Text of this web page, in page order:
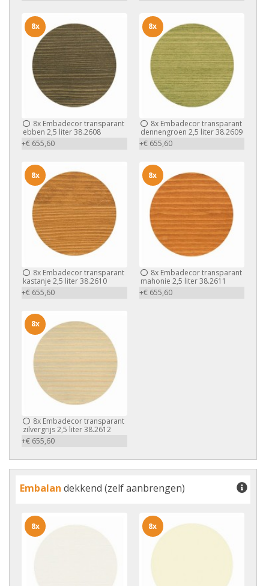
8x Embadecor transparant
ebben 2,5 liter 38.2608
+€ 655,60
8x
8xEmbadecor transparant
dennengroen 2,5 liter 38.2609
+€ 655,60
8x
8x Embadecor transparant
kastanje 2,5 liter 38.2610
+€ 655,60
8x
8xEmbadecor transparant
mahonie 2,5 liter 38.2611
+€ 655,60
8x
8x Embadecor transparant
zilvergrijs 2,5 liter 38.2612
+€ 655,60
8x
Embalan dekkend (zelf aanbrengen)
8x 8x